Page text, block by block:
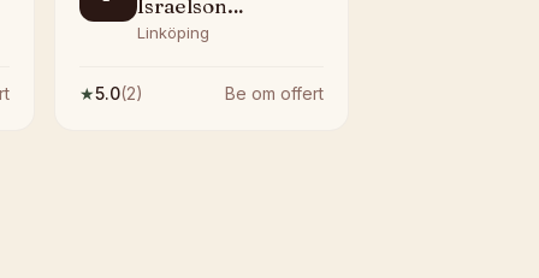
Israelson
Trafikskola AB
Linköping
★5.0(2) Be om offert